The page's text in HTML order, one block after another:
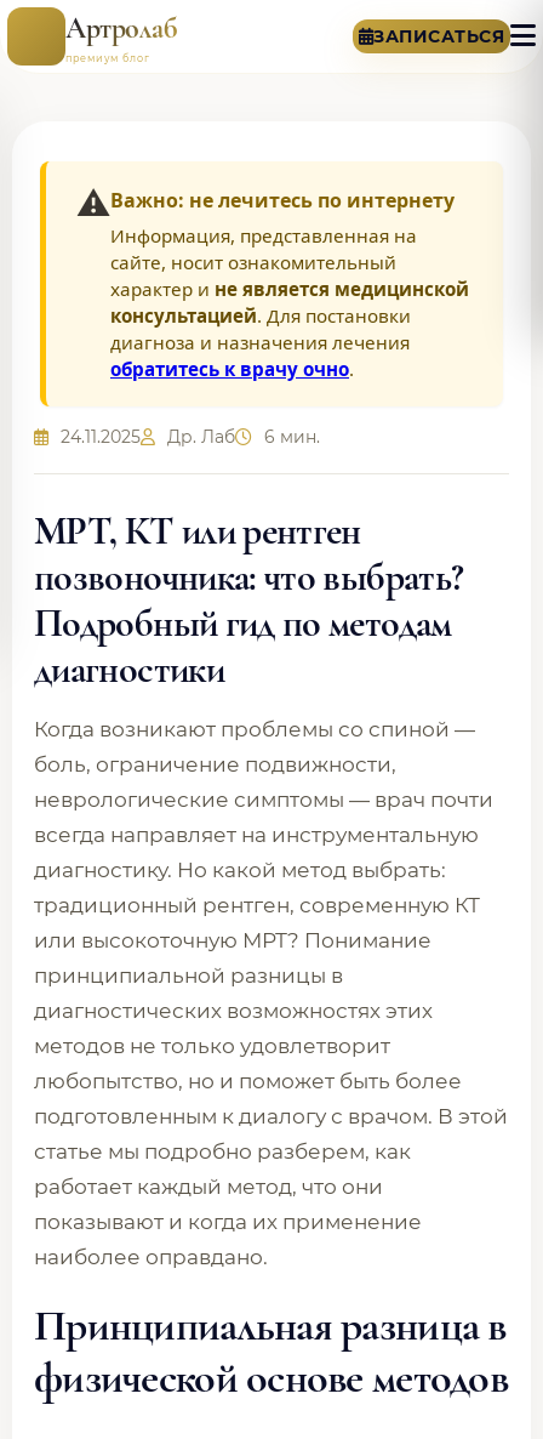
Артролаб
премиум блог
ЗАПИСАТЬСЯ
⚠️Важно: не лечитесь по интернету
Информация, представленная на
сайте, носит ознакомительный
характер и не является медицинской
консультацией. Для постановки
диагноза и назначения лечения
обратитесь к врачу очно.
24.11.2025 Др. Лаб 6 мин.
МРТ, КТ или рентген
позвоночника: что выбрать?
Подробный гид по методам
диагностики
Когда возникают проблемы со спиной —
боль, ограничение подвижности,
неврологические симптомы — врач почти
всегда направляет на инструментальную
диагностику. Но какой метод выбрать:
традиционный рентген, современную КТ
или высокоточную МРТ? Понимание
принципиальной разницы в
диагностических возможностях этих
методов не только удовлетворит
любопытство, но и поможет быть более
подготовленным к диалогу с врачом. В этой
статье мы подробно разберем, как
работает каждый метод, что они
показывают и когда их применение
наиболее оправдано.
Принципиальная разница в
физической основе методов